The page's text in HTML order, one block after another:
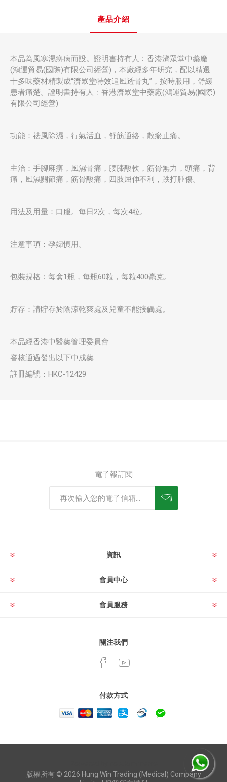
產品介紹
本品為風寒濕痹病而設。證明書持有人﹕香港濟眾堂中藥廠
(鴻運貿易(國際)有限公司經營)，本廠經多年研究，配以精選
十多味藥材精製成“濟眾堂特效追風透骨丸”，按時服用，舒緩
患者痛楚。證明書持有人﹕香港濟眾堂中藥廠(鴻運貿易(國際)
有限公司經營)
功能：祛風除濕，行氣活血，舒筋通絡，散瘀止痛。
主治：手腳麻痹，風濕骨痛，腰膝酸軟，筋骨無力，頭痛，背
痛，風濕關節痛，筋骨酸痛，四肢屈伸不利，跌打腫傷。
用法及用量：口服。每日2次，每次4粒。
注意事項：孕婦慎用。
包裝規格：每盒1瓶，每瓶60粒，每粒400毫克。
貯存：請貯存於陰涼乾爽處及兒童不能接觸處。
本品經香港中醫藥管理委員會
審核通過發出以下中成藥
註冊編號：HKC-12429
電子報訂閱
資訊
會員中心
會員服務
關注我們
付款方式
版權所有 © 2026 Hung Win Trading (Medical) Company